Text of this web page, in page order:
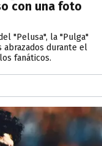
con una foto
"Pelusa", la "Pulga"
abrazados durante el
fanáticos.